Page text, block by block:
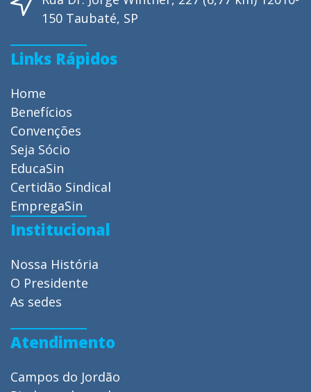
150 Taubaté, SP
Links Rápidos
Home
Benefícios
Convenções
Seja Sócio
EducaSin
Certidão Sindical
EmpregaSin
Institucional
Nossa História
O Presidente
As sedes
Atendimento
Campos do Jordão